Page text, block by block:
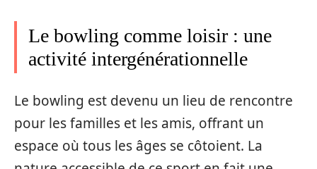
Le bowling comme loisir : une
activité intergénérationnelle
Le bowling est devenu un lieu de rencontre
pour les familles et les amis, offrant un
espace où tous les âges se côtoient. La